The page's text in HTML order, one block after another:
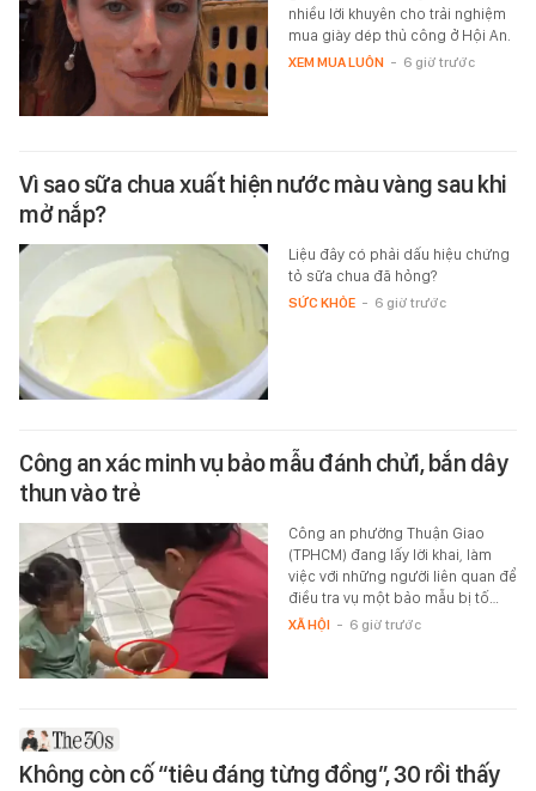
nhiều lời khuyên cho trải nghiệm
mua giày dép thủ công ở Hội An.
XEM MUA LUÔN - 6 giờ trước
Vì sao sữa chua xuất hiện nước màu vàng sau khi
mở nắp?
Liệu đây có phải dấu hiệu chứng
tỏ sữa chua đã hỏng?
SỨC KHỎE - 6 giờ trước
Công an xác minh vụ bảo mẫu đánh chửi, bắn dây
thun vào trẻ
Công an phường Thuận Giao
(TPHCM) đang lấy lời khai, làm
việc với những người liên quan để
điều tra vụ một bảo mẫu bị tố…
XÃ HỘI - 6 giờ trước
Không còn cố “tiêu đáng từng đồng”, 30 rồi thấy